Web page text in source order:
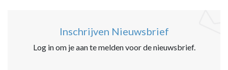
Inschrijven Nieuwsbrief
Log in om je aan te melden voor de nieuwsbrief.